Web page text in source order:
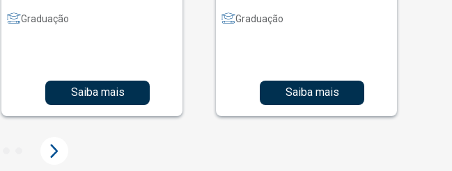
Graduação
Saiba mais
Graduação
Saiba mais